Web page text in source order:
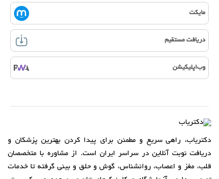
مایکت
دریافت مستقیم
وب‌اپلیکیشن
دکتریاب، راهی سریع و مطمئن برای پیدا کردن بهترین پزشکان و
دریافت نوبت آنلاین در سراسر ایران است. از مشاوره با متخصصان
قلب، مغز و اعصاب، روانشناس، گوش و حلق و بینی گرفته تا خدمات